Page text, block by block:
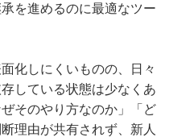
を進めるのに最適なツー
化しにくいものの、日々
している状態は少なくあ
そのやり方なのか」「ど
理由が共有されず、新人